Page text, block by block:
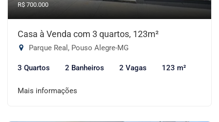
R$ 700.000
Casa à Venda com 3 quartos, 123m²
Parque Real, Pouso Alegre-MG
3 Quartos 2 Banheiros 2 Vagas 123 m²
Mais informações